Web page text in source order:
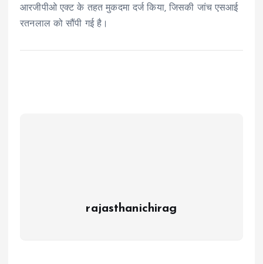
आरजीपीओ एक्ट के तहत मुकदमा दर्ज किया, जिसकी जांच एसआई
रतनलाल को सौंपी गई है।
rajasthanichirag